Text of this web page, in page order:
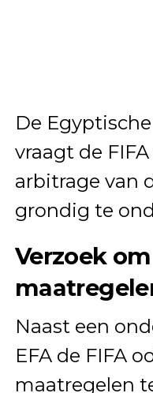
De
vraagt de
arbitrage van
grondig te
Verzoek
Naast een
EFA de FIFA
maatregelen